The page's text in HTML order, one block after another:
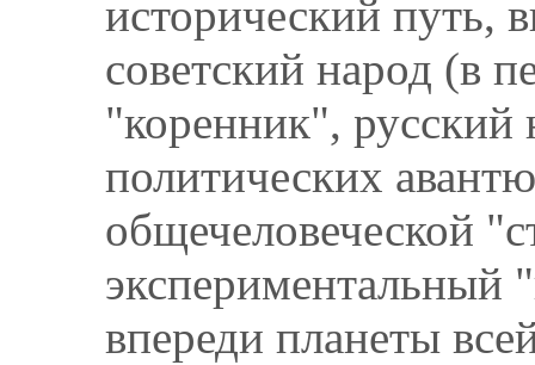
исторический путь,
советский народ (в
"коренник",
политических
общечеловеческой
экспериментальный
впереди планеты